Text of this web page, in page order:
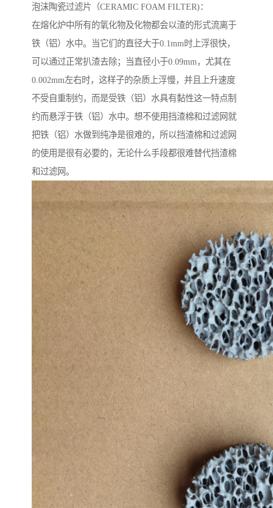
泡沫陶瓷过滤片（CERAMIC FOAM FILTER)：
在熔化炉中所有的氧化物及化物都会以渣的形式流离于
铁（铝）水中。当它们的直径大于0.1mm时上浮很快，
可以通过正常扒渣去除；当直径小于0.09mm，尤其在
0.002mm左右时，这样子的杂质上浮慢，并且上升速度
不受自重制约，而是受铁（铝）水具有黏性这一特点制
约而悬浮于铁（铝）水中。想不使用挡渣棉和过滤网就
把铁（铝）水做到纯净是很难的，所以挡渣棉和过滤网
的使用是很有必要的，无论什么手段都很难替代挡渣棉
和过滤网。